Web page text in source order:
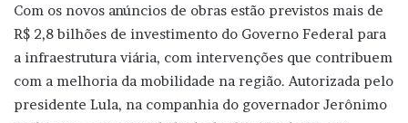
Com os novos anúncios de obras estão previstos mais de
R$ 2,8 bilhões de investimento do Governo Federal para
a infraestrutura viária, com intervenções que contribuem
com a melhoria da mobilidade na região. Autorizada pelo
presidente Lula, na companhia do governador Jerônimo